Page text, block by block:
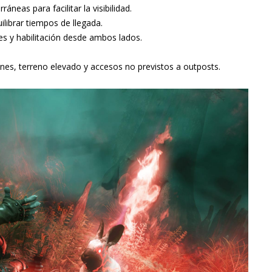
para facilitar la visibilidad.
tiempos de llegada.
y habilitación desde ambos lados.
terreno elevado y accesos no previstos a outposts.